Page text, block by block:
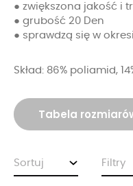
● zwiększona jakość i
● grubość 20 Den
● sprawdzą się w
Skład: 86% poliamid,
Tabela
Sortuj Filtry